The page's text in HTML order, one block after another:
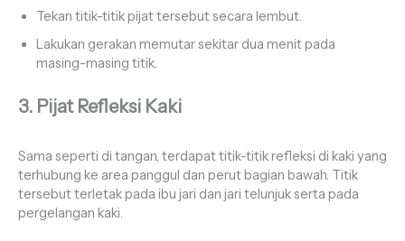
Tekan titik-titik pijat tersebut secara lembut.
Lakukan gerakan memutar sekitar dua menit pada
masing-masing titik.
3. Pijat Refleksi Kaki
Sama seperti di tangan, terdapat titik-titik refleksi di kaki yang
terhubung ke area panggul dan perut bagian bawah. Titik
tersebut terletak pada ibu jari dan jari telunjuk serta pada
pergelangan kaki.